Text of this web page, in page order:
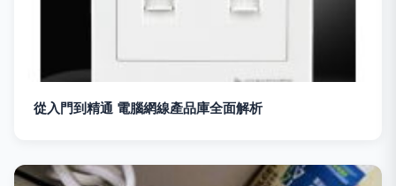
從入門到精通 電腦網線產品庫全面解析